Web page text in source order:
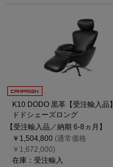
K10 DODO 黒革【受注輸入品】
ドドシェーズロング
【受注輸入品／納期 6-8ヵ月】
￥1,504,800 (通常価格
￥1,672,000)
在庫：受注輸入